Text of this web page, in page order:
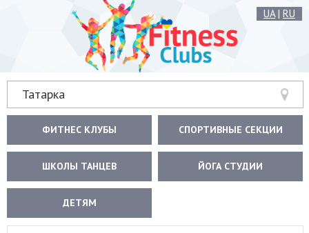
UA| RU
Татарка
ФИТНЕС КЛУБЫ СПОРТИВНЫЕ СЕКЦИИ
ШКОЛЫ ТАНЦЕВ ЙОГА СТУДИИ
ДЕТЯМ